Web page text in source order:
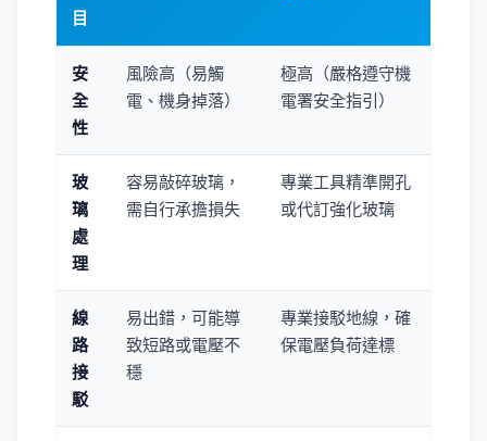
目
安
全
性
風險高（易觸
電、機身掉落）
極高（嚴格遵守機
電署安全指引）
玻
璃
處
理
容易敲碎玻璃，
需自行承擔損失
專業工具精準開孔
或代訂強化玻璃
線
路
接
駁
易出錯，可能導
致短路或電壓不
穩
專業接駁地線，確
保電壓負荷達標